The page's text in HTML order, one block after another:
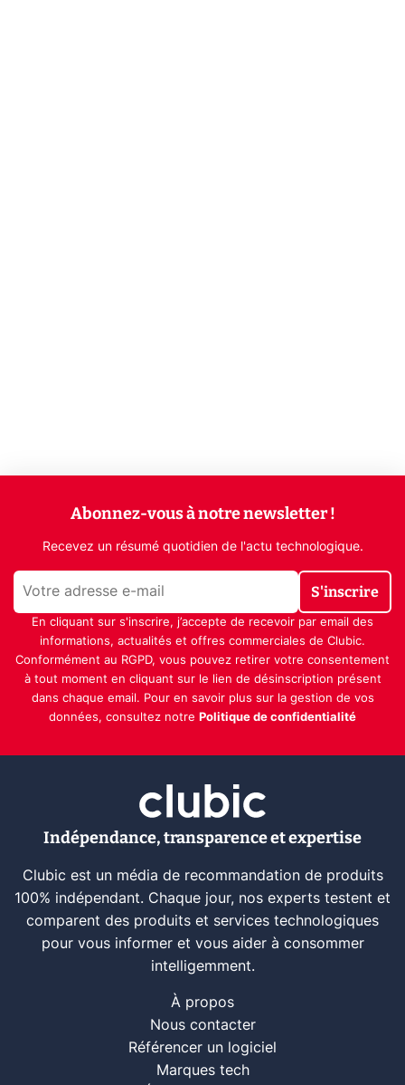
Abonnez-vous à notre newsletter !
Recevez un résumé quotidien de l'actu technologique.
S'inscrire
En cliquant sur s'inscrire, j’accepte de recevoir par email des
informations, actualités et offres commerciales de Clubic.
Conformément au RGPD, vous pouvez retirer votre consentement
à tout moment en cliquant sur le lien de désinscription présent
dans chaque email. Pour en savoir plus sur la gestion de vos
données, consultez notre Politique de confidentialité
Indépendance, transparence et expertise
Clubic est un média de recommandation de produits
100% indépendant. Chaque jour, nos experts testent et
comparent des produits et services technologiques
pour vous informer et vous aider à consommer
intelligemment.
À propos
Nous contacter
Référencer un logiciel
Marques tech